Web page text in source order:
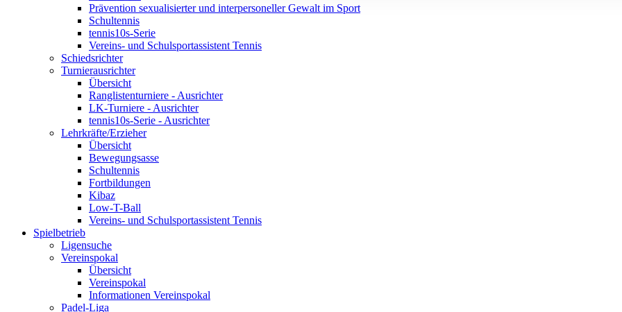
Website an unsere Partner für soziale Medien, Werbung und Analysen weiter. Unsere Partner
angepasst werden.
Prävention sexualisierter und interpersoneller Gewalt im Sport
Schultennis
tennis10s-Serie
Vereins- und Schulsportassistent Tennis
Schiedsrichter
Turnierausrichter
Übersicht
Ranglistenturniere - Ausrichter
LK-Turniere - Ausrichter
tennis10s-Serie - Ausrichter
Lehrkräfte/Erzieher
Übersicht
Bewegungsasse
Schultennis
Fortbildungen
Kibaz
Low-T-Ball
Vereins- und Schulsportassistent Tennis
Spielbetrieb
Ligensuche
Vereinspokal
Übersicht
Vereinspokal
Informationen Vereinspokal
Padel-Liga